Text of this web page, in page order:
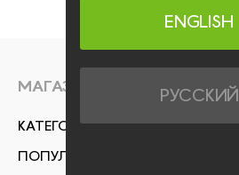
МАГАЗИН
КАТЕГОРИИ
ПОПУЛЯРНОЕ
ENGLISH
РУССКИЙ